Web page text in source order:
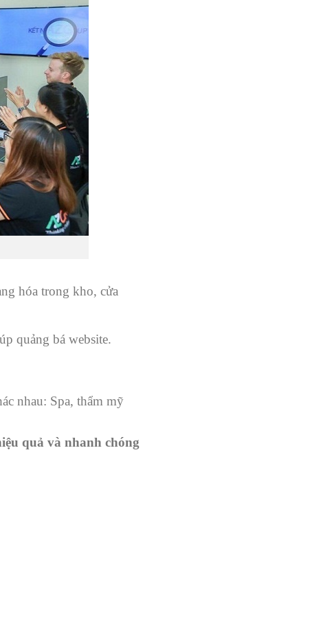
hóa trong kho, cửa
quảng bá website.
nhau: Spa, thẩm mỹ
quả và nhanh chóng